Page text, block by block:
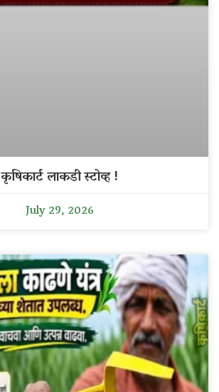
कृषिकार्ट लाकडी स्टोव्ह !
July 29, 2026